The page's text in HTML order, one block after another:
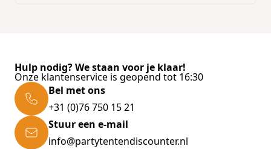
Hulp nodig? We staan voor je klaar!
Onze klantenservice is geopend tot 16:30
Bel met ons
+31 (0)76 750 15 21
Stuur een e-mail
info@partytentendiscounter.nl